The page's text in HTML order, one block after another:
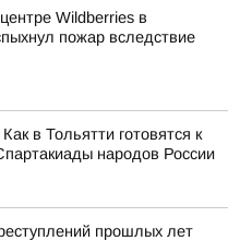
Wildberries в
пожар вследствие
в Тольятти готовятся к
народов России
прошлых лет